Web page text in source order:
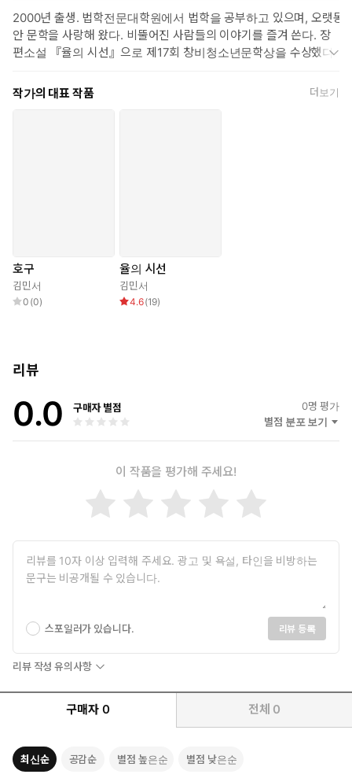
발밑은 절벽이다. 나는 지금 존재의 끝에 서 있다
힘겹게 분투하여 마침내 도달해 낸 소년의 기록
한편 권이철과 아이들에게 괴롭힘당하던 쫄은 윤수가 자신에게 잘
종적인 목적은 행복이다.
하지만 행복은 얄궂다. 남과 비교하지 않으면 내가 행복한지 알 수
없으니. 30면
하고 권이철보다 가지지 못한 것에 불행해한다. 하지만 윤수의 욕
의 더욱 본질적인 의미를 질문한다. 행복하지 않은 인생은 가치가
없는 것일까? 윤수의 솔직한 욕망은 위태로운 외줄을 타지만 삶의
목적이 무엇인지 의문을 품기 시작하는 청소년과 먹고 먹히는 삶 속
에 지친 성인 모두에게 깊은 공감을 불러일으킨다.
설령 불행해진다 해도 나만의 인생을 위해
윤수에게는 사랑이자 흠, 자랑이자 약점인 존재가 있다. 어려서
소아마비를 앓고 한쪽 다리가 불편한, 유난히 키가 작아 난쟁이
라 불리는 할아버지다. 할아버지는 바둑을 통해 세상의 이치를
윤수에게 알려 주고, 윤수는 이를 통해 삶이라는 자신의 대국을
바라본다. 가난한 집안 사정은 한편으로는 윤수의 열등감이 되어
발목을 잡지만, 넘어진 윤수를 위로하는 것 역시 할아버지와 엄
할아버지는 내 부모이자 친구이고, 기쁨이자 행복이며, 흠이다. 할
그런 윤수를 벼랑 끝으로 모는 소식이 전해지는데, 자주 기침을 하
2000년 출생. 법학전문대학원에서 법학을 공부하고 있으며, 오랫동
안 문학을 사랑해 왔다. 비뚤어진 사람들의 이야기를 즐겨 쓴다. 장
편소설 『율의 시선』으로 제17회 창비청소년문학상을 수상했다.
작가의 대표 작품 더보기
호구
김민서
0 (0)
율의 시선
김민서
4.6(19)
리뷰
0.0 구매자 별점 0명 평가
별점 분포 보기
이 작품을 평가해 주세요!
스포일러가 있습니다. 리뷰 등록
리뷰 작성 유의사항
구매자 0 전체 0
최신순 공감순 별점 높은순 별점 낮은순